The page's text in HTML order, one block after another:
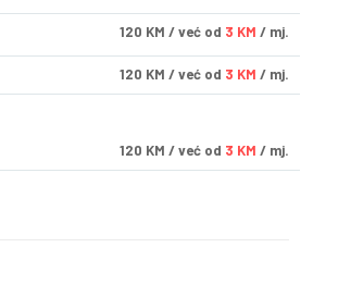
120 KM / već od 3 KM / mj.
120 KM / već od 3 KM / mj.
120 KM / već od 3 KM / mj.